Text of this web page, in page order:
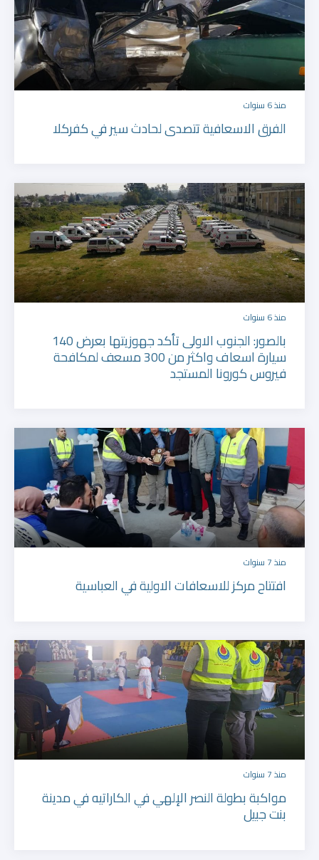
منذ 6 سنوات
الفرق الاسعافية تتصدى لحادث سير في كفركلا
منذ 6 سنوات
بالصور: الجنوب الاولى تأكد جهوزيتها بعرض 140
سيارة اسعاف واكثر من 300 مسعف لمكافحة
فيروس كورونا المستجد
منذ 7 سنوات
افتتاح مركز للاسعافات الاولية في العباسية
منذ 7 سنوات
مواكبة بطولة النصر الإلهي في الكاراتيه في مدينة
بنت جبيل